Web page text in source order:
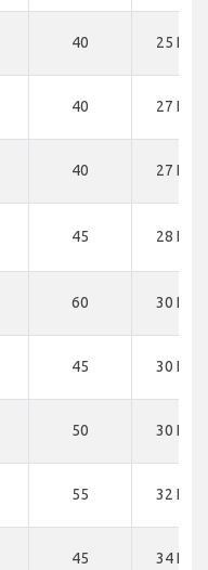
40 25 KM
40 27 KM
40 27 KM
45 28 KM
60 30 KM
45 30 KM
50 30 KM
55 32 KM
45 34 KM